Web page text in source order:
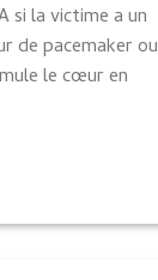
si la victime a un
de pacemaker ou
le cœur en